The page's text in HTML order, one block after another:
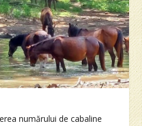
numărului de cabaline